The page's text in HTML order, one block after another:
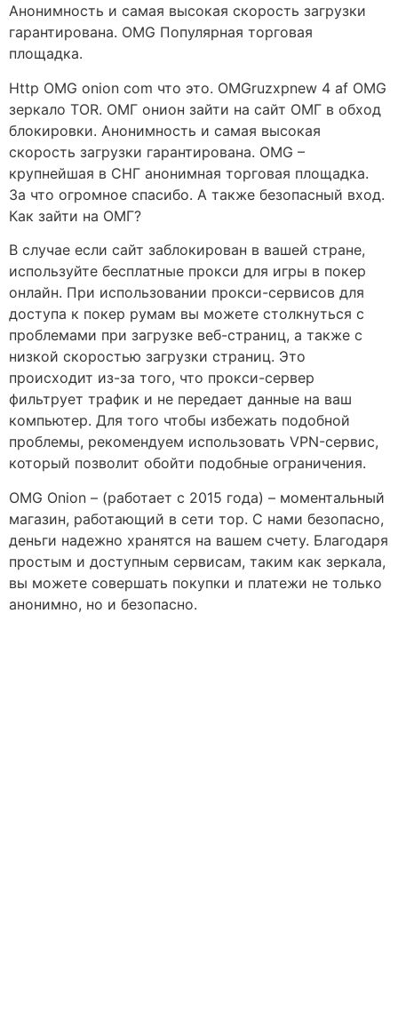
Анонимность и самая высокая скорость загрузки
гарантирована. OMG Популярная торговая
площадка.
Http OMG onion com что это. OMGruzxpnew 4 af OMG
зеркало TOR. ОМГ онион зайти на сайт ОМГ в обход
блокировки. Анонимность и самая высокая
скорость загрузки гарантирована. OMG –
крупнейшая в СНГ анонимная торговая площадка.
За что огромное спасибо. А также безопасный вход.
Как зайти на ОМГ?
В случае если сайт заблокирован в вашей стране,
используйте бесплатные прокси для игры в покер
онлайн. При использовании прокси-сервисов для
доступа к покер румам вы можете столкнуться с
проблемами при загрузке веб-страниц, а также с
низкой скоростью загрузки страниц. Это
происходит из-за того, что прокси-сервер
фильтрует трафик и не передает данные на ваш
компьютер. Для того чтобы избежать подобной
проблемы, рекомендуем использовать VPN-сервис,
который позволит обойти подобные ограничения.
OMG Onion – (работает с 2015 года) – моментальный
магазин, работающий в сети тор. С нами безопасно,
деньги надежно хранятся на вашем счету. Благодаря
простым и доступным сервисам, таким как зеркала,
вы можете совершать покупки и платежи не только
анонимно, но и безопасно.